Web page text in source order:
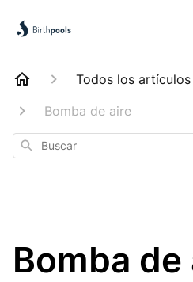
Todos los artículos
Bomba de aire
Buscar
Bomba de